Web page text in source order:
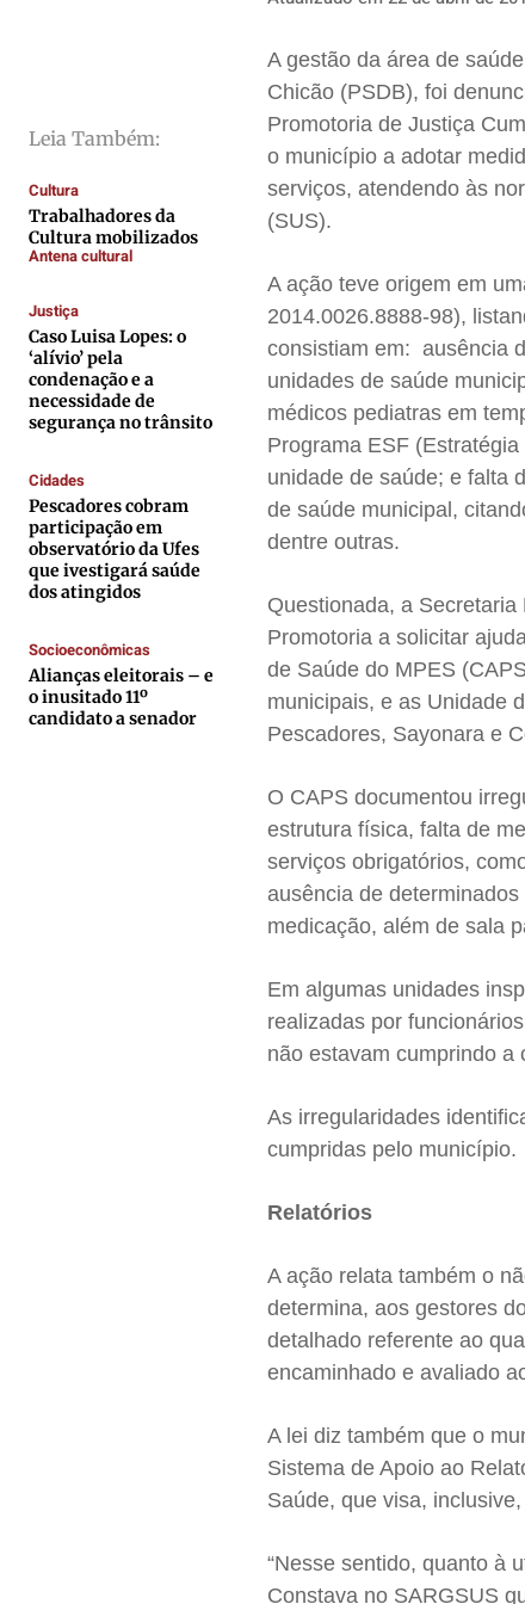
Colunas
Gustavo Bastos
Jr Mignone (in memorian)
Publicidade Legal
Anuncie
Quem Somos
Expediente
Contato
Anuncie
Termos de Uso
Privacidade
Colunas
Gustavo Bastos
Jr Mignone (in memorian)
Publicidade Legal
Anuncie
Quem Somos
Expediente
Contato
Anuncie
Termos de Uso
Privacidade
Colunas
Gustavo Bastos
Jr Mignone (in memorian)
Publicidade Legal
Anuncie
Quem Somos
Expediente
Contato
Anuncie
Termos de Uso
Privacidade
Colunas
Gustavo Bastos
Jr Mignone (in memorian)
Publicidade Legal
Anuncie
Quem Somos
Expediente
Contato
Anuncie
Termos de Uso
Privacidade
Leia Também:
Cultura
Trabalhadores da
Cultura mobilizados
Antena cultural
Justiça
Caso Luisa Lopes: o
‘alívio’ pela
condenação e a
necessidade de
segurança no trânsito
Cidades
Pescadores cobram
participação em
observatório da Ufes
que ivestigará saúde
dos atingidos
Socioeconômicas
Alianças eleitorais – e
o inusitado 11º
candidato a senador
A gestão da área de
Chicão (PSDB), foi
Promotoria de Justiça
o município a adotar
serviços, atendendo às
(SUS).
A ação teve origem em
2014.0026.8888-98),
consistiam em: ausência
unidades de saúde
médicos pediatras em
Programa ESF
unidade de saúde; e falta
de saúde municipal,
dentre outras.
Questionada, a
Promotoria a solicitar
de Saúde do MPES
municipais, e as Unidade
Pescadores, Sayonara e
O CAPS documentou
estrutura física, falta de
serviços obrigatórios,
ausência de
medicação, além de sala
Em algumas unidades
realizadas por
não estavam cumprindo a
As irregularidades
cumpridas pelo município.
Relatórios
A ação relata também o
determina, aos gestores
detalhado referente ao
encaminhado e avaliado
A lei diz também que o
Sistema de Apoio ao
Saúde, que visa,
“Nesse sentido, quanto à
Constava no SARGSUS